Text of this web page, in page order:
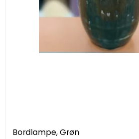
Bordlampe, Grøn